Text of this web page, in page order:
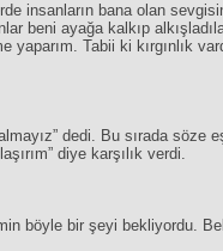
insanların bana olan
beni ayağa kalkıp
Tabii ki kırgınlık
dedi. Bu sırada söze
diye karşılık verdi.
böyle bir şeyi bekliyordu.